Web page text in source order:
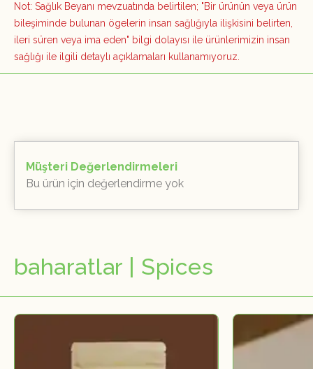
Not: Sağlık Beyanı mevzuatında belirtilen; "Bir ürünün veya ürün
bileşiminde bulunan ögelerin insan sağlığıyla ilişkisini belirten,
ileri süren veya ima eden" bilgi dolayısı ile ürünlerimizin insan
sağlığı ile ilgili detaylı açıklamaları kullanamıyoruz.
Müşteri Değerlendirmeleri
Bu ürün için değerlendirme yok
baharatlar | Spices